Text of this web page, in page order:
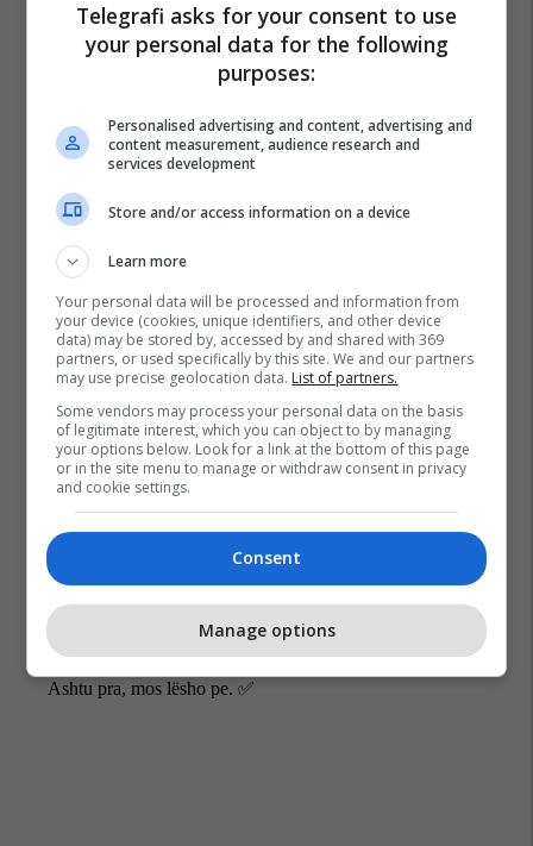
Guinness World Records Egjipti
Telegrafi asks for your consent to use
your personal data for the following
purposes:
Personalised advertising and content, advertising and
content measurement, audience research and
services development
Store and/or access information on a device
Learn more
Your personal data will be processed and information from
your device (cookies, unique identifiers, and other device
data) may be stored by, accessed by and shared with 369
partners, or used specifically by this site. We and our partners
may use precise geolocation data. List of partners.
Some vendors may process your personal data on the basis
of legitimate interest, which you can object to by managing
your options below. Look for a link at the bottom of this page
or in the site menu to manage or withdraw consent in privacy
and cookie settings.
Consent
Manage options